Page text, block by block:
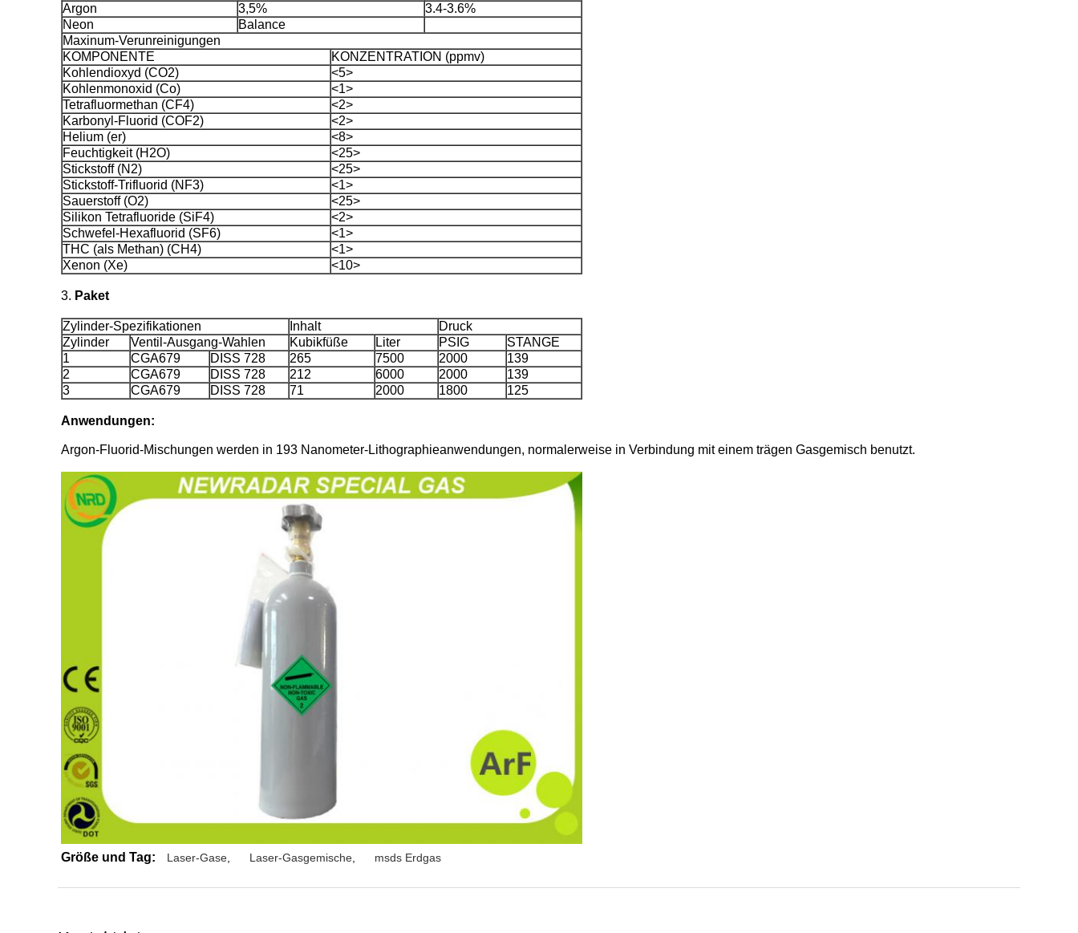
Argon
3,5%
3.4-3.6%
Neon
Balance
Maxinum-Verunreinigungen
KOMPONENTE
KONZENTRATION (ppmv)
Kohlendioxyd (CO2)
<5>
Kohlenmonoxid (Co)
<1>
Tetrafluormethan (CF4)
<2>
Karbonyl-Fluorid (COF2)
<2>
Helium (er)
<8>
Feuchtigkeit (H2O)
<25>
Stickstoff (N2)
<25>
Stickstoff-Trifluorid (NF3)
<1>
Sauerstoff (O2)
<25>
Silikon Tetrafluoride (SiF4)
<2>
Schwefel-Hexafluorid (SF6)
<1>
THC (als Methan) (CH4)
<1>
Xenon (Xe)
<10>
3. Paket
Zylinder-Spezifikationen Inhalt
Druck
Zylinder
Ventil-Ausgang-Wahlen Kubikfüße Liter PSIG
STANGE
1
CGA679 DISS 728 265 7500 2000
139
2
CGA679 DISS 728 212 6000 2000
139
3
CGA679 DISS 728 71 2000 1800 125
Anwendungen:
Argon-Fluorid-Mischungen werden in 193 Nanometer-Lithographieanwendungen, normalerweise in Verbindung mit einem trägen Gasgemisch benutzt.
Größe und Tag: Laser-Gase Laser-Gasgemische msds Erdgas